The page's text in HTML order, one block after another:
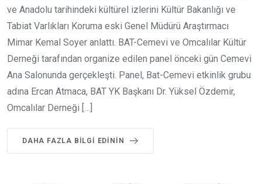
ve Anadolu tarihindeki kültürel izlerini Kültür Bakanlığı ve
Tabiat Varlıkları Koruma eski Genel Müdürü Araştırmacı
Mimar Kemal Soyer anlattı. BAT-Cemevi ve Omcalılar Kültür
Derneği tarafından organize edilen panel önceki gün Cemevi
Ana Salonunda gerçekleşti. Panel, Bat-Cemevi etkinlik grubu
adına Ercan Atmaca, BAT YK Başkanı Dr. Yüksel Özdemir,
Omcalılar Derneği […]
DAHA FAZLA BILGI EDININ